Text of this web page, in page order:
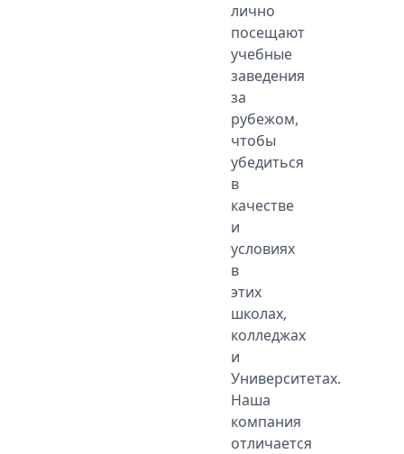
лично
посещают
учебные
заведения
за
рубежом,
чтобы
убедиться
в
качестве
и
условиях
в
этих
школах,
колледжах
и
Университетах.
Наша
компания
отличается